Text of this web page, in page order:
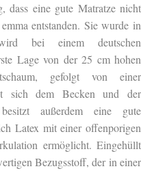
dass eine gute Matratze nicht
entstanden. Sie wurde in
bei einem deutschen
Lage von der 25 cm hohen
gefolgt von einer
sich dem Becken und der
außerdem eine gute
Latex mit einer offenporigen
ermöglicht. Eingehüllt
Bezugsstoff, der in einer